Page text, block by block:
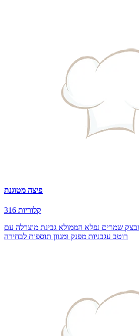
פיצה מטוגנת
316 קלוריות
שמרים נפלא הממולא גבינת מוצרלה עם
רוטב עגבניות מפנק ומגוון תוספות לבחירה